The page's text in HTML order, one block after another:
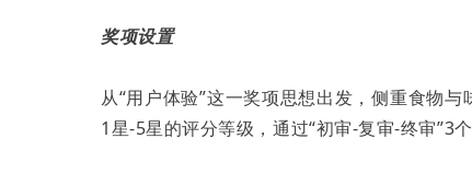
奖项设置
从“用户体验”这一奖项思想出发，侧重食物
1星-5星的评分等级，通过“初审-复审-终审”3